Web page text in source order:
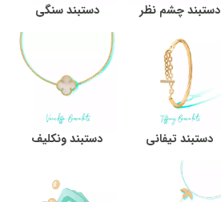
دستبند چشم نظر دستبند سنگی
دستبند تیفانی دستبند ونکلیف